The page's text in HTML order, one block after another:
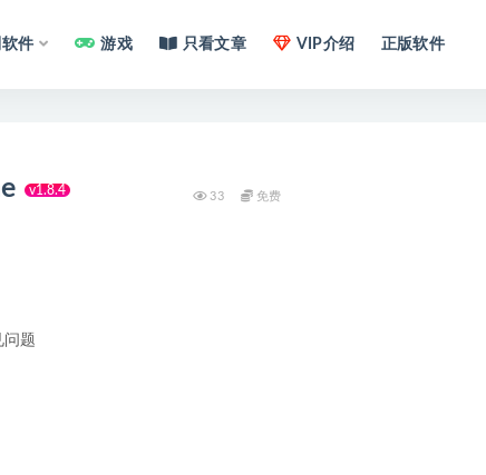
件 游戏 只看文章 VIP介绍 正版软件
v1.8.4 33 免费
问题